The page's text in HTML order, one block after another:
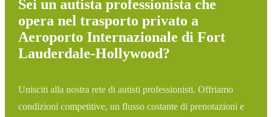
Sei un autista professionista che
opera nel trasporto privato a
Aeroporto Internazionale di Fort
Lauderdale-Hollywood?
Unisciti alla nostra rete di autisti professionisti. Offriamo
condizioni competitive, un flusso costante di prenotazioni e